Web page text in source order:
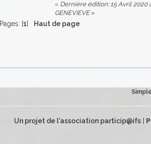
« Dernière édition: 15 Avril 2020
GENEVIEVE»
Pages: [1] Haut de page
Un projet de l'association particip@ifs